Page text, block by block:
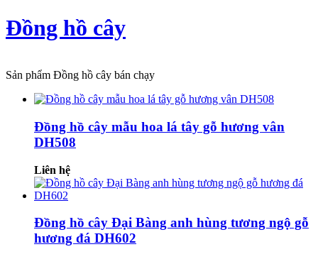
Đồng hồ cây
Sản phẩm Đồng hồ cây bán chạy
Đồng hồ cây mẫu hoa lá tây gỗ hương vân
DH508
Liên hệ
Đồng hồ cây Đại Bàng anh hùng tương ngộ gỗ
hương đá DH602